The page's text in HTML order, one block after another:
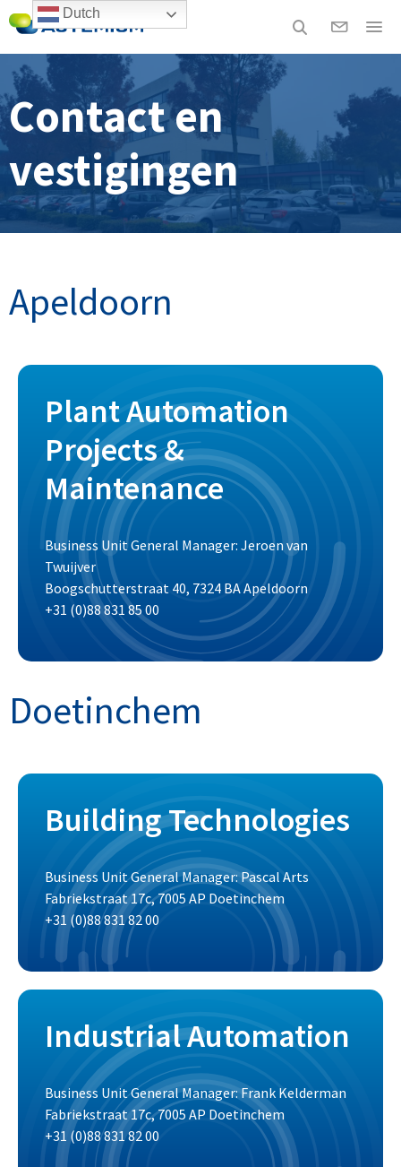
Contact en
vestigingen
Apeldoorn
Plant Automation
Projects &
Maintenance
Business Unit General Manager: Jeroen van
Twuijver
Boogschutterstraat 40, 7324 BA Apeldoorn
+31 (0)88 831 85 00
Doetinchem
Building Technologies
Business Unit General Manager: Pascal Arts
Fabriekstraat 17c, 7005 AP Doetinchem
+31 (0)88 831 82 00
Industrial Automation
Business Unit General Manager: Frank Kelderman
Fabriekstraat 17c, 7005 AP Doetinchem
+31 (0)88 831 82 00
Dutch